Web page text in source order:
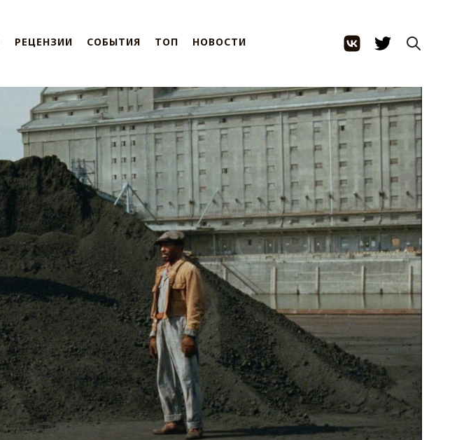
РЕЦЕНЗИИ СОБЫТИЯ ТОП НОВОСТИ